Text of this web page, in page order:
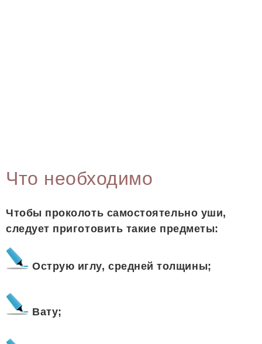
Что необходимо
Чтобы проколоть самостоятельно уши,
следует приготовить такие предметы:
Острую иглу, средней толщины;
Вату;